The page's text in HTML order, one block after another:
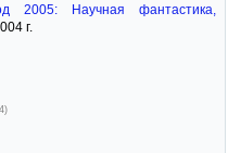
2005: Научная фантастика,
г.